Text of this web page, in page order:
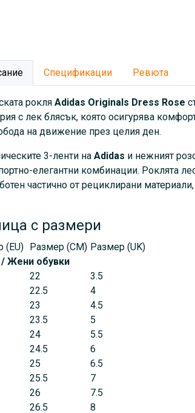
Спецификации Ревюта
рокля Adidas Originals Dress Rose
с лек блясък, която осигурява
на движение през целия ден.
3-ленти на Adidas и нежният
елегантни комбинации. Роклята
частично от рециклирани
с размери
(EU) Размер (CM) Размер (UK)
Жени обувки
22
3.5
22.5
4
23
4.5
23.5
5
24
5.5
24.5
6
25
6.5
25.5
7
26
7.5
26.5
8